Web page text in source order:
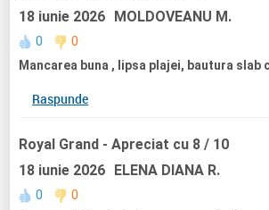
18 iunie 2026 MOLDOVEANU M.
0
0
Mancarea buna , lipsa plajei, bautura slab
Raspunde
Royal Grand - Apreciat cu 8 / 10
18 iunie 2026 ELENA DIANA R.
0
0